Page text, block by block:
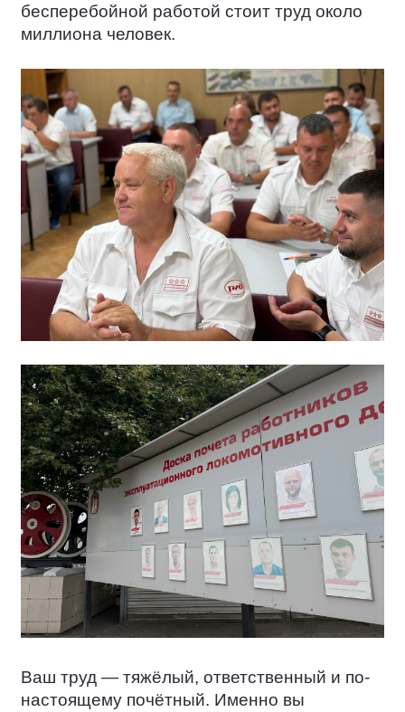
бесперебойной работой стоит труд около
миллиона человек.
Ваш труд — тяжёлый, ответственный и по-
настоящему почётный. Именно вы